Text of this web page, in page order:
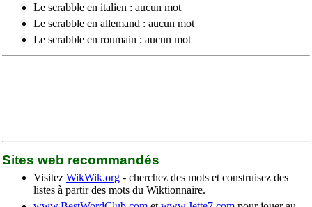
Le scrabble en italien : aucun mot
Le scrabble en allemand : aucun mot
Le scrabble en roumain : aucun mot
Sites web recommandés
Visitez WikWik.org - cherchez des mots et construisez des
listes à partir des mots du Wiktionnaire.